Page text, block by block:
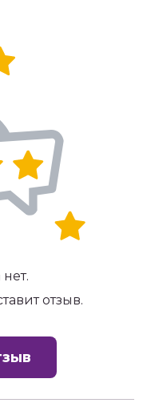
отзыв.